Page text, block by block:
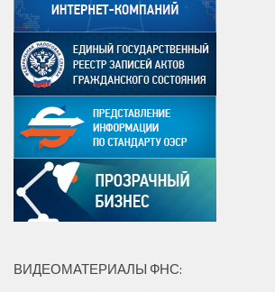
ВИДЕОМАТЕРИАЛЫ ФНС: